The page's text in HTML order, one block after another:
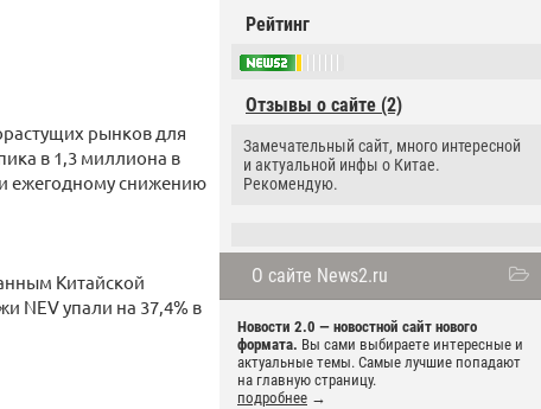
Рейтинг
Отзывы о сайте (2)
Замечательный сайт, много интересной
и актуальной инфы о Китае.
Рекомендую.
О сайте News2.ru
Новости 2.0 — новостной сайт нового
формата. Вы сами выбираете интересные и
актуальные темы. Самые лучшие попадают
на главную страницу.
подробнее →
рынков для
в 1,3 миллиона в
ежегодному снижению
Китайской
NEV упали на 37,4% в